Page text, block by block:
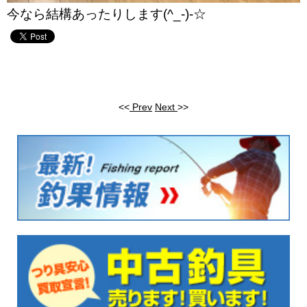
今なら結構あったりします(^_-)-☆
<< Prev Next >>